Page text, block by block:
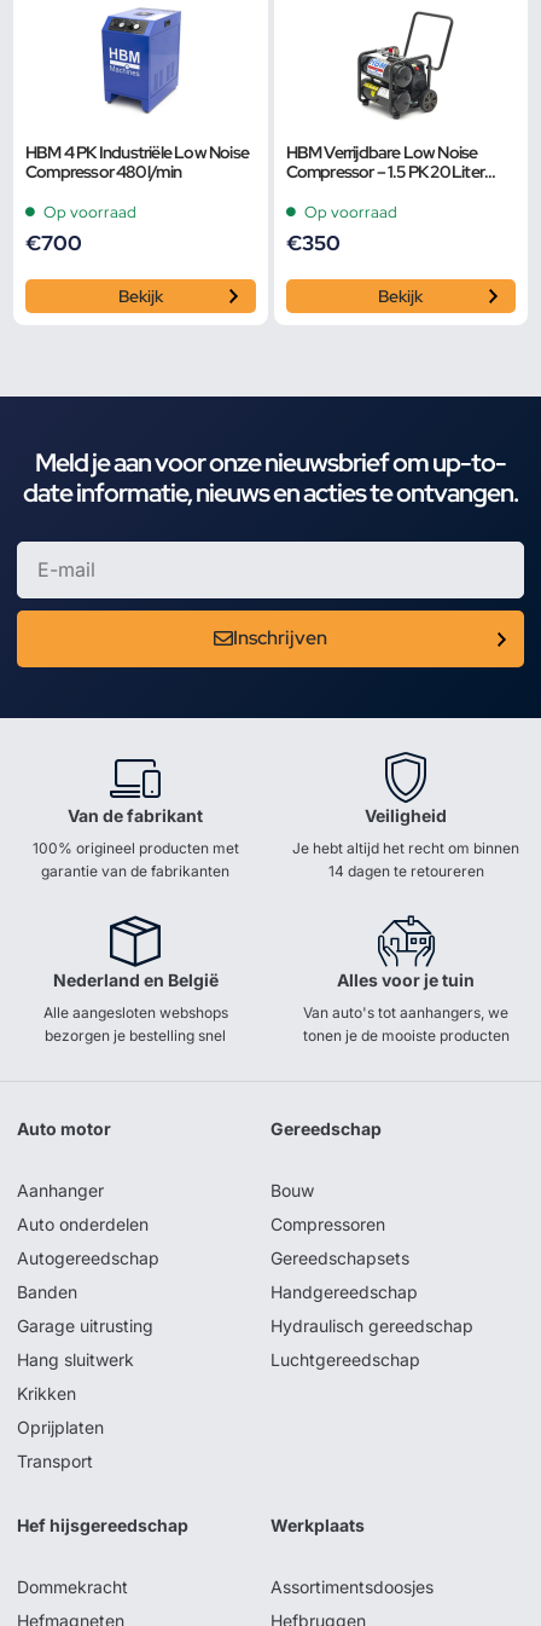
HBM 4 PK Industriële Low Noise
Compressor 480 l/min
Op voorraad
€700
Bekijk
HBM Verrijdbare Low Noise
Compressor – 1.5 PK 20 Liter
Op voorraad
€350
Bekijk
Meld je aan voor onze nieuwsbrief om up-to-
date informatie, nieuws en acties te ontvangen.
Inschrijven
Van de fabrikant
100% origineel producten met
garantie van de fabrikanten
Veiligheid
Je hebt altijd het recht om binnen
14 dagen te retoureren
Nederland en België
Alle aangesloten webshops
bezorgen je bestelling snel
Alles voor je tuin
Van auto's tot aanhangers, we
tonen je de mooiste producten
Auto motor
Aanhanger
Auto onderdelen
Autogereedschap
Banden
Garage uitrusting
Hang sluitwerk
Krikken
Oprijplaten
Transport
Gereedschap
Bouw
Compressoren
Gereedschapsets
Handgereedschap
Hydraulisch gereedschap
Luchtgereedschap
Hef hijsgereedschap
Dommekracht
Hefmagneten
Werkplaats
Assortimentsdoosjes
Hefbruggen